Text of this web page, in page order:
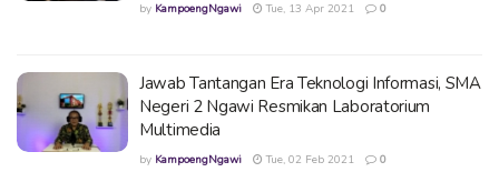
by KampoengNgawi Tue, 13 Apr 2021 0
Jawab Tantangan Era Teknologi Informasi, SMA
Negeri 2 Ngawi Resmikan Laboratorium
Multimedia
by KampoengNgawi Tue, 02 Feb 2021 0